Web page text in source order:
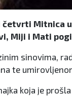
Mitnica
Miji i Mati
sinovima,
te
koja je